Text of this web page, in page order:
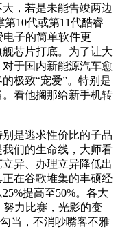
，若是未能告竣两边
10代或第11代酷睿
子的简单软件更
芯片打底。为了让大
于国内新能源汽车愈
极致“宠爱”。特别是
看他搁那给新手机转
是逃求性价比的子品
们的生命线，大师看
异、办理立异降低出
在谷歌堆集的丰硕经
提高至50%。各大
力比赛，光影的变
当，不消吵嘴客不雅